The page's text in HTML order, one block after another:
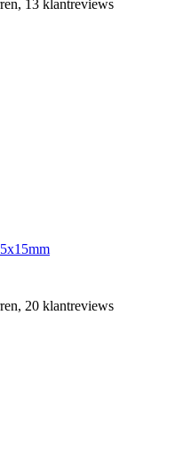
13 klantreviews
20 klantreviews